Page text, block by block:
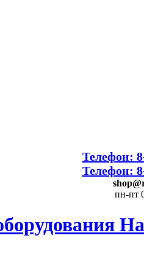
Телефон:
Телефон:
пн-пт